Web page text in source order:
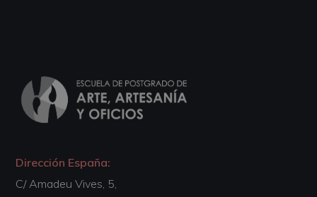
Dirección España:
C/ Amadeu Vives, 5,